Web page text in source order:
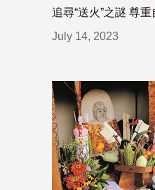
追尋“送火”之謎 尊
July 14, 2023